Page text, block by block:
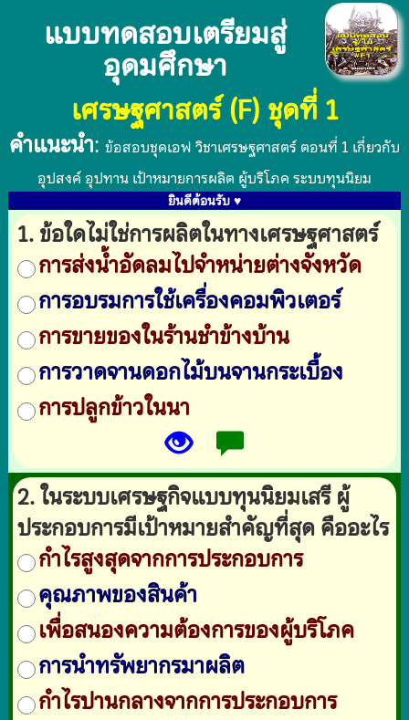
แบบทดสอบเตรียมสู่
อุดมศึกษา
เศรษฐศาสตร์ (F) ชุดที่ 1
คำแนะนำ: ข้อสอบชุดเอฟ วิชาเศรษฐศาสตร์ ตอนที่ 1 เกี่ยวกับ
อุปสงค์ อุปทาน เป้าหมายการผลิต ผู้บริโภค ระบบทุนนิยม
ยินดีต้อนรับ ♥
1. ข้อใดไม่ใช่การผลิตในทางเศรษฐศาสตร์
การส่งน้ำอัดลมไปจำหน่ายต่างจังหวัด
การอบรมการใช้เครื่องคอมพิวเตอร์
การขายของในร้านชำข้างบ้าน
การวาดจานดอกไม้บนจานกระเบื้อง
การปลูกข้าวในนา
2. ในระบบเศรษฐกิจแบบทุนนิยมเสรี ผู้
ประกอบการมีเป้าหมายสำคัญที่สุด คืออะไร
กำไรสูงสุดจากการประกอบการ
คุณภาพของสินค้า
เพื่อสนองความต้องการของผู้บริโภค
การนำทรัพยากรมาผลิต
กำไรปานกลางจากการประกอบการ